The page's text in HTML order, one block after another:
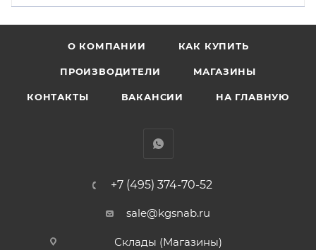
О КОМПАНИИ КАК КУПИТЬ
ПРОИЗВОДИТЕЛИ МАГАЗИНЫ
КОНТАКТЫ ВАКАНСИИ НА ГЛАВНУЮ
+7 (495) 374-70-52
sale@kgsnab.ru
Склады (Магазины)